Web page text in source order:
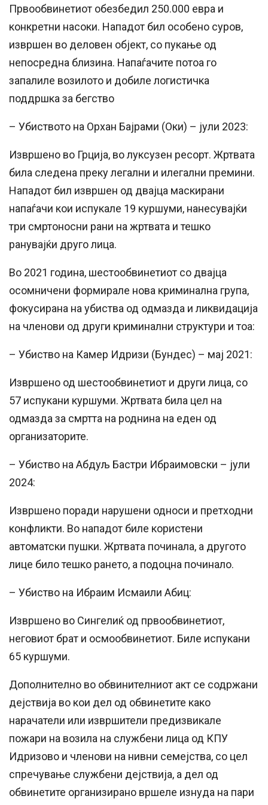
Првообвинетиот обезбедил 250.000 евра и
конкретни насоки. Нападот бил особено суров,
извршен во деловен објект, со пукање од
непосредна близина. Напаѓачите потоа го
запалиле возилото и добиле логистичка
поддршка за бегство
– Убиството на Орхан Бајрами (Оки) – јули 2023:
Извршено во Грција, во луксузен ресорт. Жртвата
била следена преку легални и илегални премини.
Нападот бил извршен од двајца маскирани
напаѓачи кои испукале 19 куршуми, нанесувајќи
три смртоносни рани на жртвата и тешко
ранувајќи друго лица.
Во 2021 година, шестообвинетиот со двајца
осомничени формирале нова криминална група,
фокусирана на убиства од одмазда и ликвидација
на членови од други криминални структури и тоа:
– Убиство на Камер Идризи (Бундес) – мај 2021:
Извршено од шестообвинетиот и други лица, со
57 испукани куршуми. Жртвата била цел на
одмазда за смртта на роднина на еден од
организаторите.
– Убиство на Абдуљ Бастри Ибраимовски – јули
2024:
Извршено поради нарушени односи и претходни
конфликти. Во нападот биле користени
автоматски пушки. Жртвата починала, а другото
лице било тешко рането, а подоцна починало.
– Убиство на Ибраим Исмаили Абиц:
Извршено во Сингелиќ од првообвинетиот,
неговиот брат и осмообвинетиот. Биле испукани
65 куршуми.
Дополнително во обвинителниот акт се содржани
дејствија во кои дел од обвинетите како
нарачатели или извршители предизвикале
пожари на возила на службени лица од КПУ
Идризово и членови на нивни семејства, со цел
спречување службени дејствија, а дел од
обвинетите организирано вршеле изнуда на пари